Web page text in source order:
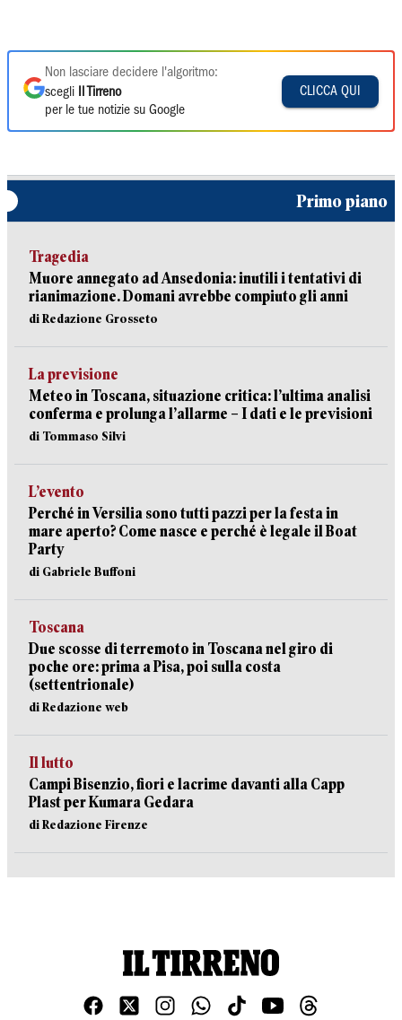
Non lasciare decidere l'algoritmo:
scegli
Il Tirreno
per le tue notizie su Google
CLICCA QUI
Primo piano
Tragedia
Muore annegato ad Ansedonia: inutili i tentativi di
rianimazione. Domani avrebbe compiuto gli anni
di Redazione Grosseto
La previsione
Meteo in Toscana, situazione critica: l’ultima analisi
conferma e prolunga l’allarme – I dati e le previsioni
di Tommaso Silvi
L’evento
Perché in Versilia sono tutti pazzi per la festa in
mare aperto? Come nasce e perché è legale il Boat
Party
di Gabriele Buffoni
Toscana
Due scosse di terremoto in Toscana nel giro di
poche ore: prima a Pisa, poi sulla costa
(settentrionale)
di Redazione web
Il lutto
Campi Bisenzio, fiori e lacrime davanti alla Capp
Plast per Kumara Gedara
di Redazione Firenze